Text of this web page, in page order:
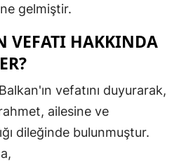
Eskişehir
Giresun
Gümüşhane
gelmiştir.
VEFATI HAKKINDA
vefatını duyurarak,
ailesine ve
dileğinde bulunmuştur.